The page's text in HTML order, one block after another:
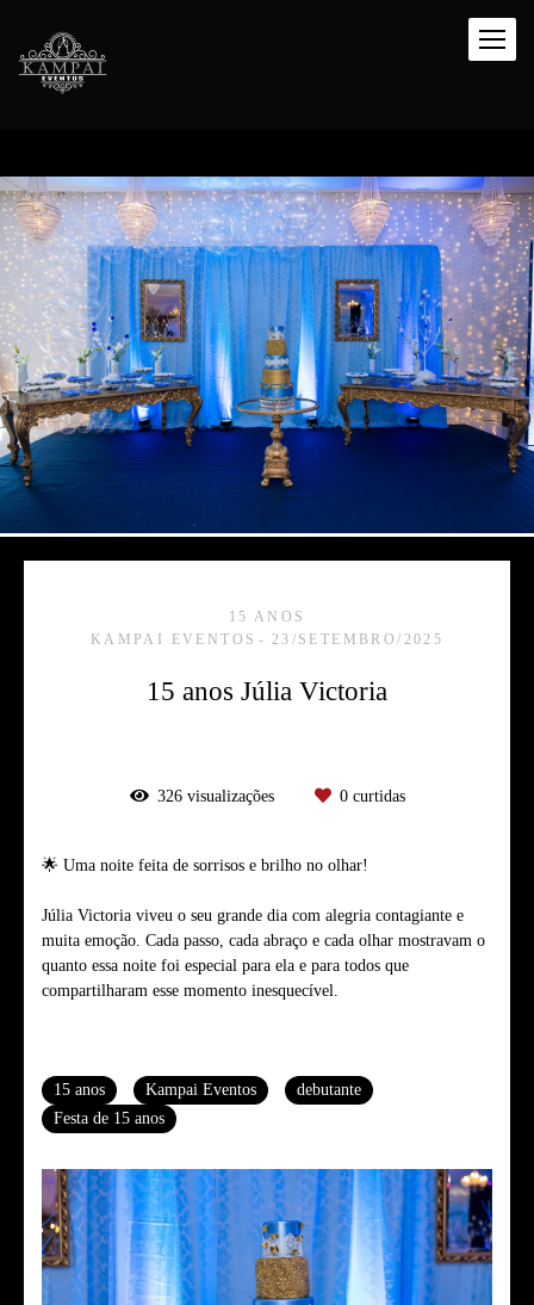
15 ANOS
KAMPAI EVENTOS
23/SETEMBRO/2025
15 anos Júlia Victoria
326visualizações 0curtidas
🌟 Uma noite feita de sorrisos e brilho no olhar!
Júlia Victoria viveu o seu grande dia com alegria contagiante e
muita emoção. Cada passo, cada abraço e cada olhar mostravam o
quanto essa noite foi especial para ela e para todos que
compartilharam esse momento inesquecível.
15 anos Kampai Eventos
debutante
Festa de 15 anos